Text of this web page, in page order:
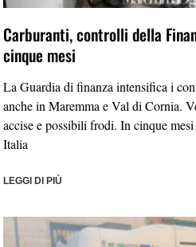
Carburanti, controlli della
cinque mesi
La Guardia di finanza intensifica i
anche in Maremma e Val di Cornia.
accise e possibili frodi. In cinque
Italia
LEGGI DI PIÙ